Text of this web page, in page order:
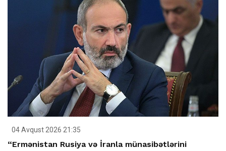
04 Avqust 2026 21:35
“Ermənistan Rusiya və İranla münasibətlərini